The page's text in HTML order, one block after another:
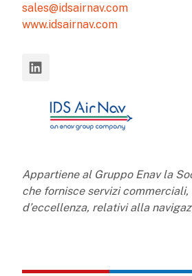
sales@idsairnav.com
www.idsairnav.com
Appartiene al Gruppo Enav la
che fornisce servizi
d’eccellenza, relativi alla